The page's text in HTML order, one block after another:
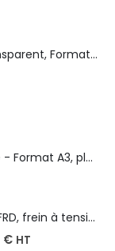
100 Couvertures PVC Transparent, Format A3-A4-A5
CYKLOS ECR 40 Electrique - Format A3, plusieurs unités coupe
Robopac Ecoplat Plus FR/FRD, frein à tension mécanique
€ HT